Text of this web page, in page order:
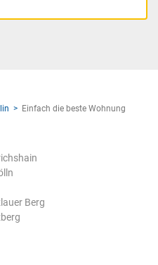
Einfach die beste Wohnung
Berg